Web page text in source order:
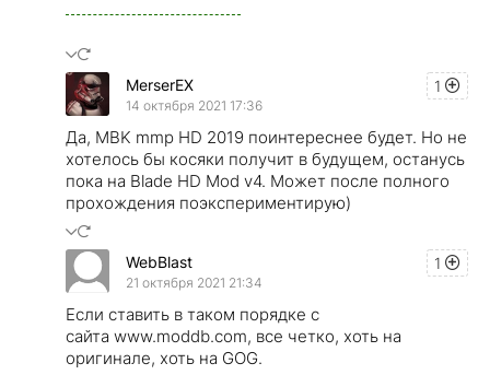
1
MerserEX
14 октября 2021 17:36
Да, MBK mmp HD 2019 поинтереснее будет. Но не
хотелось бы косяки получит в будущем, останусь
пока на Blade HD Mod v4. Может после полного
прохождения поэкспериментирую)
1
WebBlast
21 октября 2021 21:34
Если ставить в таком порядке с
сайта www.moddb.com, все четко, хоть на
оригинале, хоть на GOG.